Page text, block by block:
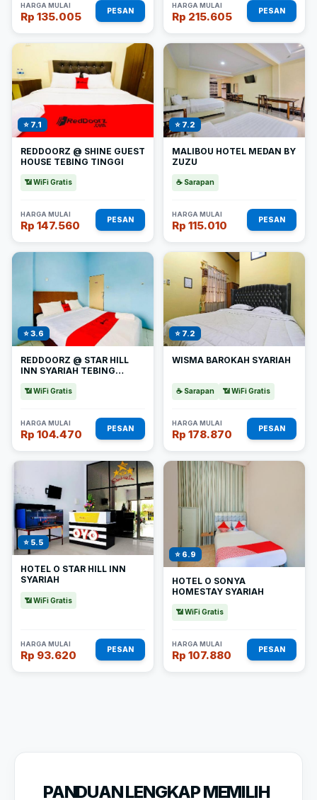
HARGA MULAI
Rp 135.005 PESAN
HARGA MULAI
Rp 215.605 PESAN
⭐ 7.1
REDDOORZ @ SHINE GUEST
HOUSE TEBING TINGGI
📶 WiFi Gratis
HARGA MULAI
Rp 147.560 PESAN
⭐ 7.2
MALIBOU HOTEL MEDAN BY
ZUZU
☕ Sarapan
HARGA MULAI
Rp 115.010 PESAN
⭐ 3.6
REDDOORZ @ STAR HILL
INN SYARIAH TEBING
📶 WiFi Gratis
HARGA MULAI
Rp 104.470 PESAN
⭐ 7.2
WISMA BAROKAH SYARIAH
☕ Sarapan 📶 WiFi Gratis
HARGA MULAI
Rp 178.870 PESAN
⭐ 5.5
HOTEL O STAR HILL INN
SYARIAH
📶 WiFi Gratis
HARGA MULAI
Rp 93.620 PESAN
⭐ 6.9
HOTEL O SONYA
HOMESTAY SYARIAH
📶 WiFi Gratis
HARGA MULAI
Rp 107.880 PESAN
PANDUAN LENGKAP MEMILIH